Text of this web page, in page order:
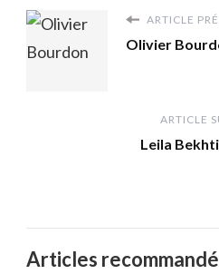
ARTICLE
Olivier
ARTICLE
Leila
Articles